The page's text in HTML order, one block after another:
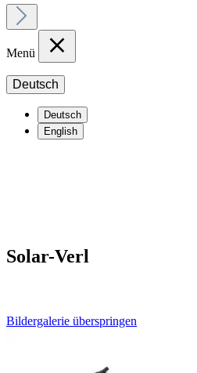
Menü
Deutsch
Deutsch
English
Solar-Verl
Bildergalerie überspringen